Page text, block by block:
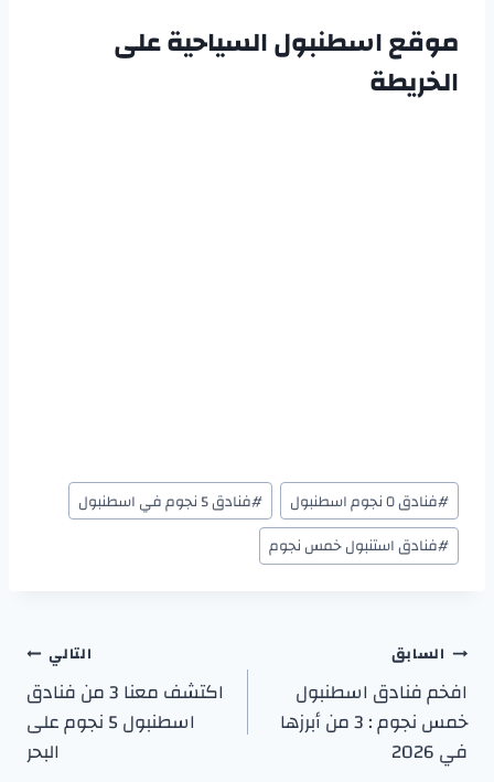
موقع اسطنبول السياحية على
الخريطة
#فنادق ٥ نجوم اسطنبول #فنادق 5 نجوم في اسطنبول
#فنادق استنبول خمس نجوم
السابق
افخم فنادق اسطنبول
خمس نجوم : 3 من أبرزها
في 2026
التالي
اكتشف معنا 3 من فنادق
اسطنبول 5 نجوم على
البحر